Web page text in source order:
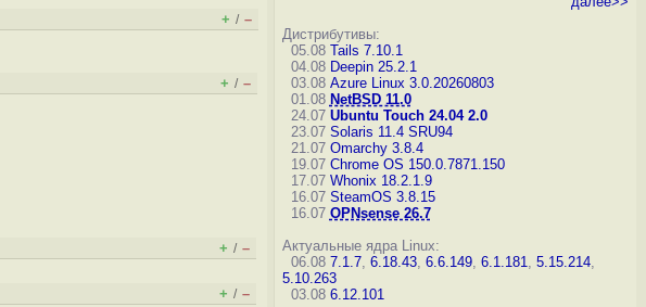
+ / –
+ / –
+ / –
+ / –
Дистрибутивы:
05.08 Tails 7.10.1
04.08 Deepin 25.2.1
03.08 Azure Linux 3.0.20260803
01.08 NetBSD 11.0
24.07 Ubuntu Touch 24.04 2.0
23.07 Solaris 11.4 SRU94
21.07 Omarchy 3.8.4
19.07 Chrome OS 150.0.7871.150
17.07 Whonix 18.2.1.9
16.07 SteamOS 3.8.15
16.07 OPNsense 26.7
Актуальные ядра Linux:
06.08 7.1.7, 6.18.43, 6.6.149, 6.1.181, 5.15.214,
5.10.263
03.08 6.12.101